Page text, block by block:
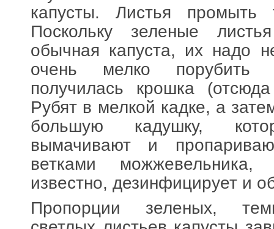
капусты. Листья промыть
Поскольку зеленые
обычная капуста, их надо
очень мелко порубить
получилась крошка
Рубят в мелкой кадке, а
большую кадушку,
вымачивают и
ветками
известно, дезинфицирует и
Пропорции зеленых,